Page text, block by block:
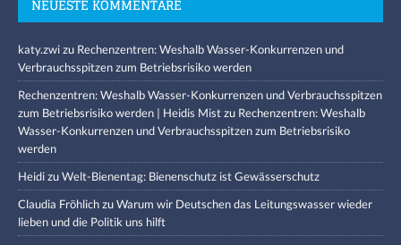
NEUESTE KOMMENTARE
katy.zwizu Rechenzentren: Weshalb Wasser-Konkurrenzen und
Verbrauchsspitzen zum Betriebsrisiko werden
Rechenzentren: Weshalb Wasser-Konkurrenzen und Verbrauchsspitzen
zum Betriebsrisiko werden | Heidis Mistzu Rechenzentren: Weshalb
Wasser-Konkurrenzen und Verbrauchsspitzen zum Betriebsrisiko
werden
HeidizuWelt-Bienentag: Bienenschutz ist Gewässerschutz
Claudia FröhlichzuWarum wir Deutschen das Leitungswasser wieder
lieben und die Politik uns hilft